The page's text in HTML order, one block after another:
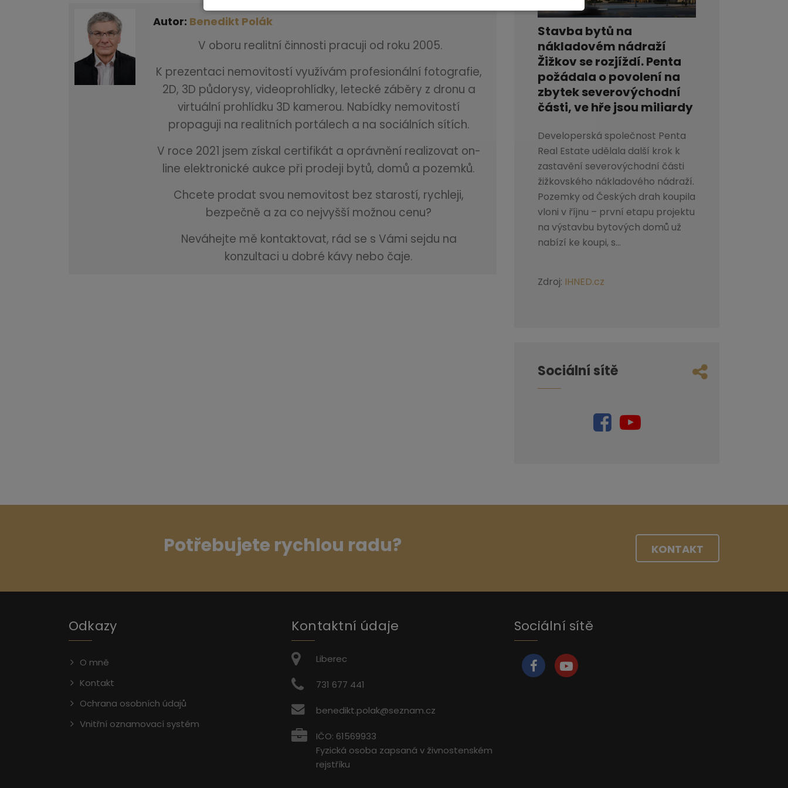
Autor: Benedikt Polák
V oboru realitní činnosti pracuji od roku 2005.
K prezentaci nemovitostí využívám profesionální fotografie,
2D, 3D půdorysy, videoprohlídky, letecké záběry z dronu a
virtuální prohlídku 3D kamerou. Nabídky nemovitostí
propaguji na realitních portálech a na sociálních sítích.
V roce 2021 jsem získal certifikát a oprávnění realizovat on-
line elektronické aukce při prodeji bytů, domů a pozemků.
Chcete prodat svou nemovitost bez starostí, rychleji,
bezpečně a za co nejvyšší možnou cenu?
Neváhejte mě kontaktovat, rád se s Vámi sejdu na
konzultaci u dobré kávy nebo čaje.
Stavba bytů na
nákladovém nádraží
Žižkov se rozjíždí. Penta
požádala o povolení na
zbytek severovýchodní
části, ve hře jsou miliardy
Developerská společnost Penta
Real Estate udělala další krok k
zastavění severovýchodní části
žižkovského nákladového nádraží.
Pozemky od Českých drah koupila
vloni v říjnu – první etapu projektu
na výstavbu bytových domů už
nabízí ke koupi, s...
Zdroj: IHNED.cz
Sociální sítě
Potřebujete rychlou radu? KONTAKT
Odkazy
O mně
Kontakt
Ochrana osobních údajů
Vnitřní oznamovací systém
Kontaktní údaje
Liberec
731 677 441
benedikt.polak@seznam.cz
IČO: 61569933
Fyzická osoba zapsaná v živnostenském
rejstříku
Sociální sítě